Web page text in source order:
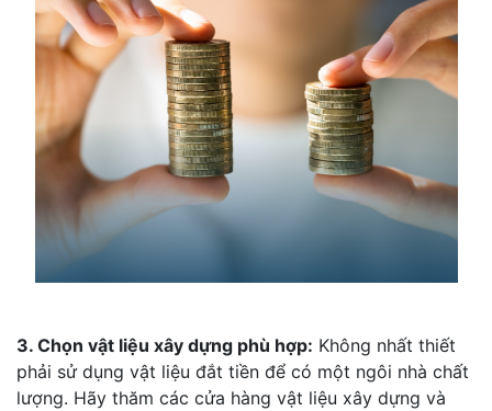
3. Chọn vật liệu xây dựng phù hợp: Không nhất thiết
phải sử dụng vật liệu đắt tiền để có một ngôi nhà chất
lượng. Hãy thăm các cửa hàng vật liệu xây dựng và